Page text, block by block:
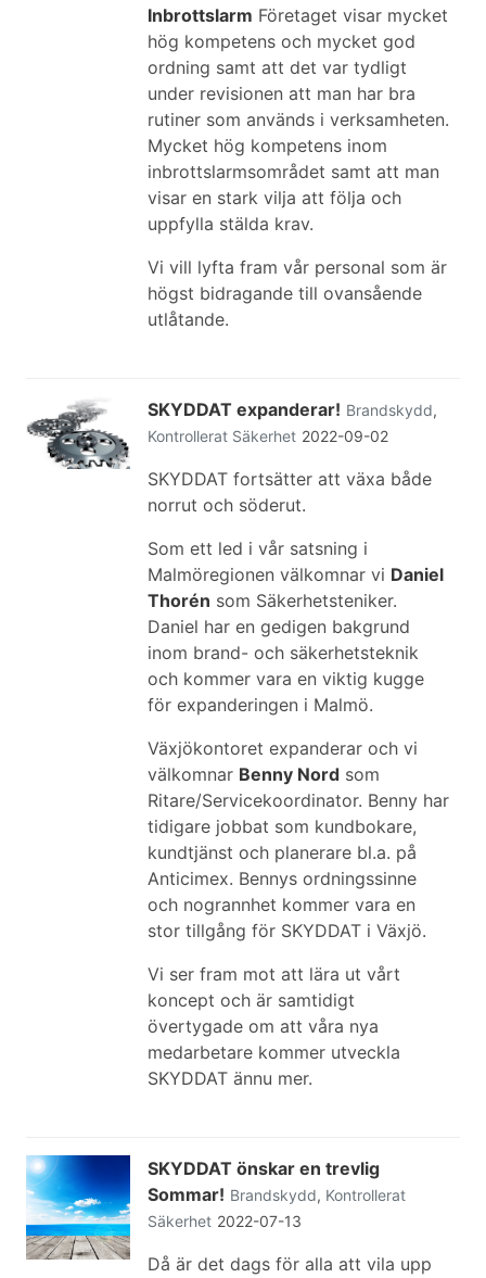
Inbrottslarm Företaget visar mycket
hög kompetens och mycket god
ordning samt att det var tydligt
under revisionen att man har bra
rutiner som används i verksamheten.
Mycket hög kompetens inom
inbrottslarmsområdet samt att man
visar en stark vilja att följa och
uppfylla stälda krav.
Vi vill lyfta fram vår personal som är
högst bidragande till ovansående
utlåtande.
SKYDDAT expanderar! Brandskydd,
Kontrollerat Säkerhet 2022-09-02
SKYDDAT fortsätter att växa både
norrut och söderut.
Som ett led i vår satsning i
Malmöregionen välkomnar vi Daniel
Thorén som Säkerhetsteniker.
Daniel har en gedigen bakgrund
inom brand- och säkerhetsteknik
och kommer vara en viktig kugge
för expanderingen i Malmö.
Växjökontoret expanderar och vi
välkomnar Benny Nord som
Ritare/Servicekoordinator. Benny har
tidigare jobbat som kundbokare,
kundtjänst och planerare bl.a. på
Anticimex. Bennys ordningssinne
och nogrannhet kommer vara en
stor tillgång för SKYDDAT i Växjö.
Vi ser fram mot att lära ut vårt
koncept och är samtidigt
övertygade om att våra nya
medarbetare kommer utveckla
SKYDDAT ännu mer.
SKYDDAT önskar en trevlig
Sommar! Brandskydd, Kontrollerat
Säkerhet 2022-07-13
Då är det dags för alla att vila upp